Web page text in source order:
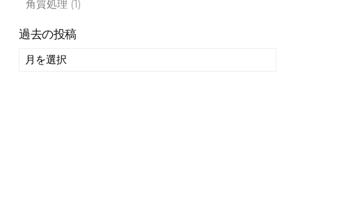
角質処理 (1)
過去の投稿
過